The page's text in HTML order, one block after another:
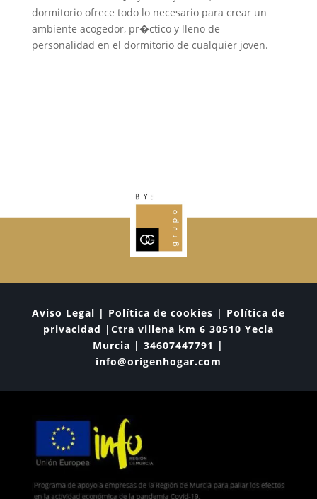
dormitorio ofrece todo lo necesario para crear un
ambiente acogedor, pr�ctico y lleno de
personalidad en el dormitorio de cualquier joven.
Aviso Legal | Política de cookies | Política de
privacidad |Ctra villena km 6 30510 Yecla
Murcia | 34607447791 |
info@origenhogar.com